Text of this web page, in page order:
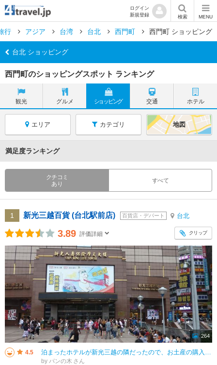
ログイン
新規登録
検索 MENU
行 アジア 台湾 台北 西門町 西門町 ショッピング
台北 ショッピング
西門町のショッピングスポット ランキング
観光 グルメ ショッピング 交通 ホテル
エリア カテゴリ 地図
満足度ランキング
クチコミ
あり
すべて
1 新光三越百貨 (台北駅前店) 百貨店・デパート 台北
3.89 評価詳細 クリップ
264
4.5 泊まったホテルが新光三越の隣だったので、お土産の購入に便利でした。今回は観光メインで買い物時間が取れなかったので、助かりました。無印も入っており、台湾限定の物も購入できました。立地も台北駅と地下で結ばれていたので、移動も快
by パンの木